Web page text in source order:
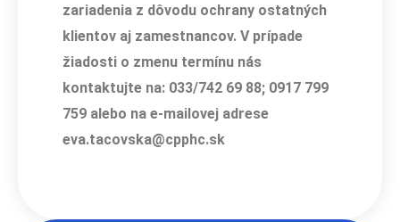
zariadenia z dôvodu ochrany ostatných
klientov aj zamestnancov. V prípade
žiadosti o zmenu termínu nás
kontaktujte na: 033/742 69 88; 0917 799
759 alebo na e-mailovej adrese
eva.tacovska@cpphc.sk